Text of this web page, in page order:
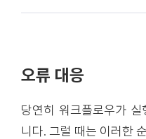
오류 대응
당연히 워크플로우가
니다. 그럴 때는 이러한